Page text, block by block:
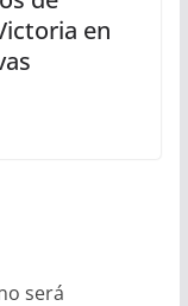
en
será